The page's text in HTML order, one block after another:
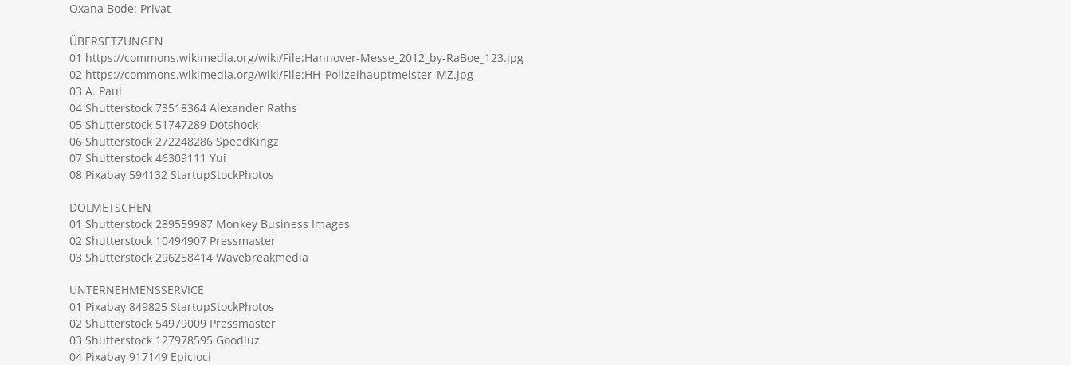
Oxana Bode: Privat
ÜBERSETZUNGEN
01 https://commons.wikimedia.org/wiki/File:Hannover-Messe_2012_by-RaBoe_123.jpg
02 https://commons.wikimedia.org/wiki/File:HH_Polizeihauptmeister_MZ.jpg
03 A. Paul
04 Shutterstock 73518364 Alexander Raths
05 Shutterstock 51747289 Dotshock
06 Shutterstock 272248286 SpeedKingz
07 Shutterstock 46309111 Yui
08 Pixabay 594132 StartupStockPhotos
DOLMETSCHEN
01 Shutterstock 289559987 Monkey Business Images
02 Shutterstock 10494907 Pressmaster
03 Shutterstock 296258414 Wavebreakmedia
UNTERNEHMENSSERVICE
01 Pixabay 849825 StartupStockPhotos
02 Shutterstock 54979009 Pressmaster
03 Shutterstock 127978595 Goodluz
04 Pixabay 917149 Epicioci